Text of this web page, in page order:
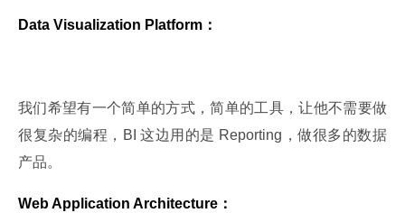
Data Visualization Platform：
我们希望有一个简单的方式，简单的工具，让他不需要做
很复杂的编程，BI 这边用的是 Reporting，做很多的数据
产品。
Web Application Architecture：